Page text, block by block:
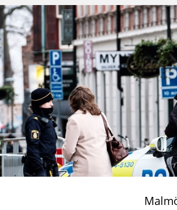
Kunskap
för
trygghet